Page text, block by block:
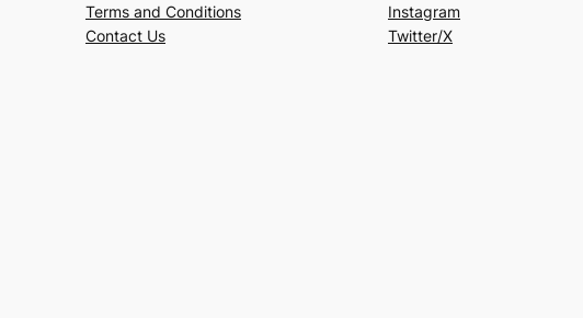
Terms and Conditions
Contact Us
Instagram
Twitter/X